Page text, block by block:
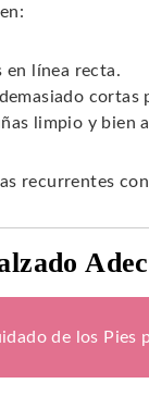
en línea recta.
limpio y bien
recurrentes
de los Pies